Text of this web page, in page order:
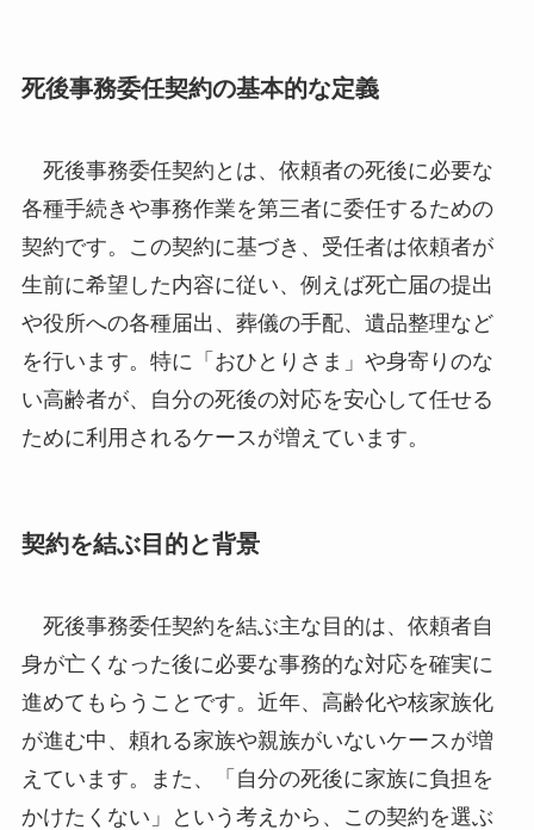
死後事務委任契約の基本的な定義
死後事務委任契約とは、依頼者の死後に必要な
各種手続きや事務作業を第三者に委任するための
契約です。この契約に基づき、受任者は依頼者が
生前に希望した内容に従い、例えば死亡届の提出
や役所への各種届出、葬儀の手配、遺品整理など
を行います。特に「おひとりさま」や身寄りのな
い高齢者が、自分の死後の対応を安心して任せる
ために利用されるケースが増えています。
契約を結ぶ目的と背景
死後事務委任契約を結ぶ主な目的は、依頼者自
身が亡くなった後に必要な事務的な対応を確実に
進めてもらうことです。近年、高齢化や核家族化
が進む中、頼れる家族や親族がいないケースが増
えています。また、「自分の死後に家族に負担を
かけたくない」という考えから、この契約を選ぶ